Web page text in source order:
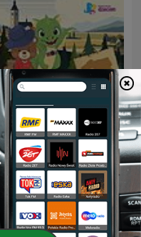
Smok i Miś na wakacjach
w… Polsce